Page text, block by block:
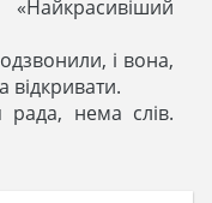
і вона,
нема слів.